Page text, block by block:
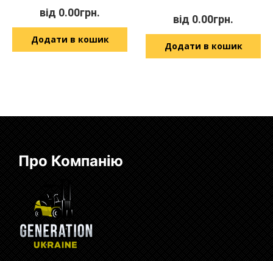
від 0.00грн.
Додати в кошик
від 0.00грн.
Додати в кошик
Про Компанію